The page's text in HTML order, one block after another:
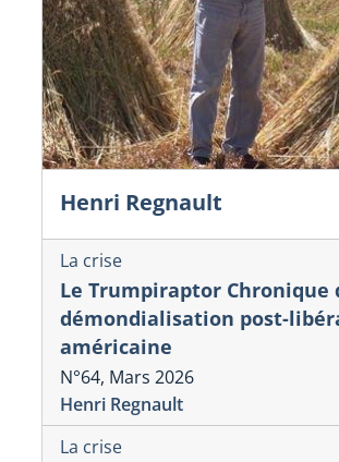
Henri Regnault
La crise
Le Trumpiraptor Chronique
démondialisation post-
américaine
N°64, Mars 2026
Henri Regnault
La crise